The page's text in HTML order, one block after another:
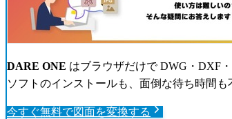
DARE ONE はブラウザだけで DWG・DXF
ソフトのインストールも、面倒な待ち時間
今すぐ無料で図面を変換する